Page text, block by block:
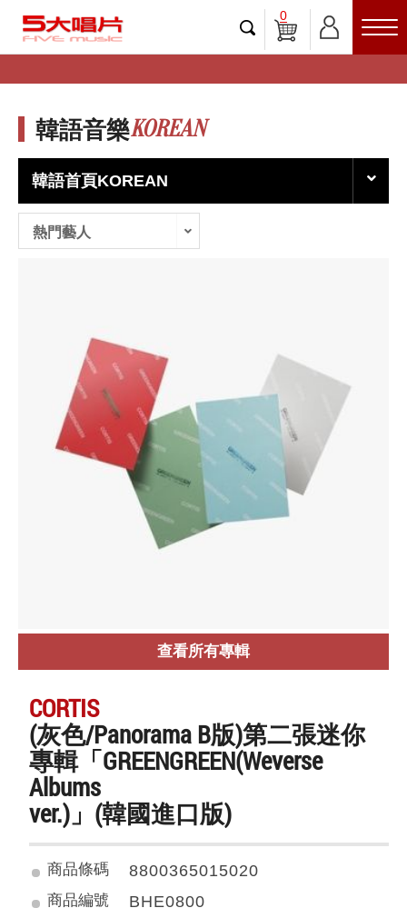
0
韓語音樂KOREAN
韓語首頁KOREAN
熱門藝人
查看所有專輯
CORTIS
(灰色/Panorama B版)第二張迷你
專輯「GREENGREEN(Weverse
Albums
ver.)」(韓國進口版)
商品條碼 8800365015020
商品編號 BHE0800